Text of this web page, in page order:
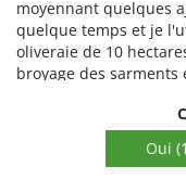
Qualité / Prix
Facilité de montage
Emballage
moyennant quelques
quelque temps et je
oliveraie de 10
broyage des
rapide et propre,
même sur les
constaté concerne la
Oui